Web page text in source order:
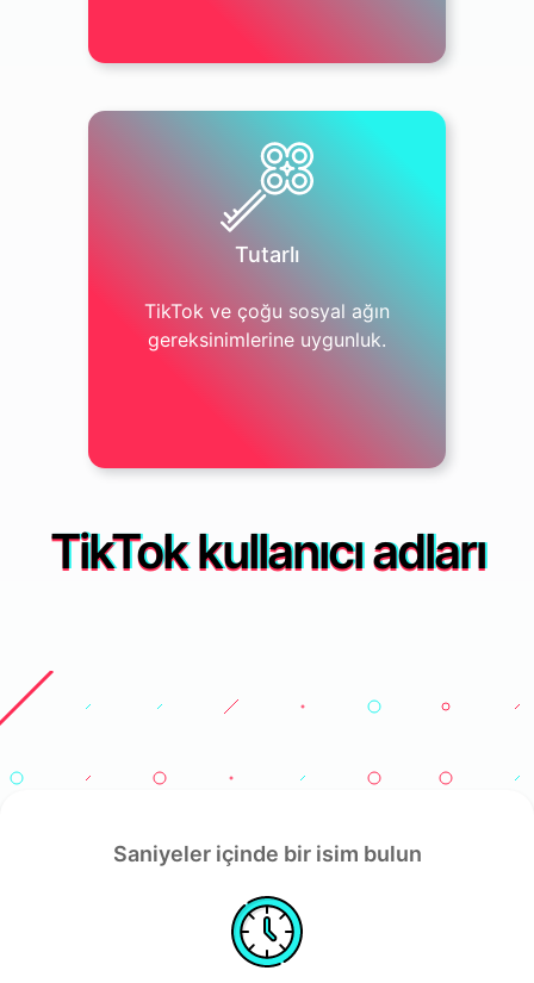
Tutarlı
TikTok ve çoğu sosyal ağın
gereksinimlerine uygunluk.
TikTok kullanıcı adları
Saniyeler içinde bir isim bulun